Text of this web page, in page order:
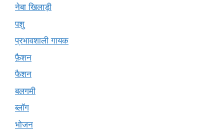
नेबा खिलाड़ी
पशु
प्रभावशाली गायक
फ़ैशन
फैशन
बलगमी
ब्लॉग
भोजन